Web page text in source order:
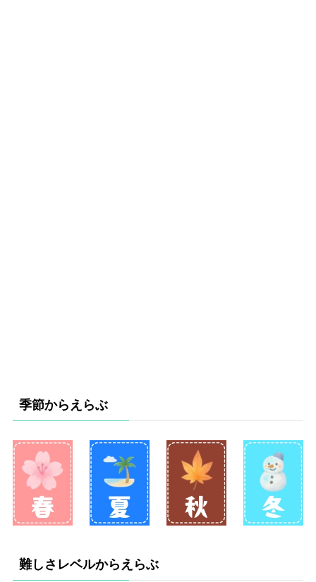
季節からえらぶ
難しさレベルからえらぶ